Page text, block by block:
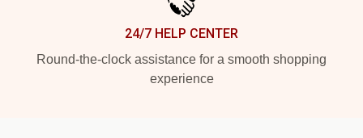
24/7 HELP CENTER
Round-the-clock assistance for a smooth shopping
experience